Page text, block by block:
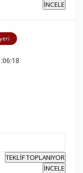
İNCELE
TEKLİF TOPLANIYOR
İNCELE